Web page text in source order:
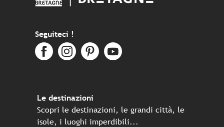
Seguiteci !
Le destinazioni
Scopri le destinazioni, le grandi città, le
isole, i luoghi imperdibili...